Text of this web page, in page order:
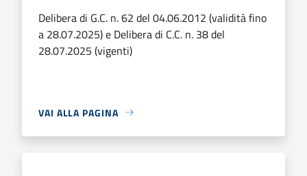
Delibera di G.C. n. 62 del 04.06.2012 (validità fino
a 28.07.2025) e Delibera di C.C. n. 38 del
28.07.2025 (vigenti)
VAI ALLA PAGINA